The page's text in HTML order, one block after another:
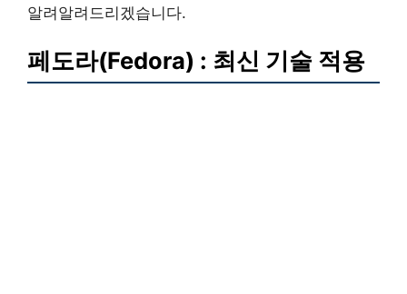
알려알려드리겠습니다.
페도라(Fedora) : 최신 기술 적용